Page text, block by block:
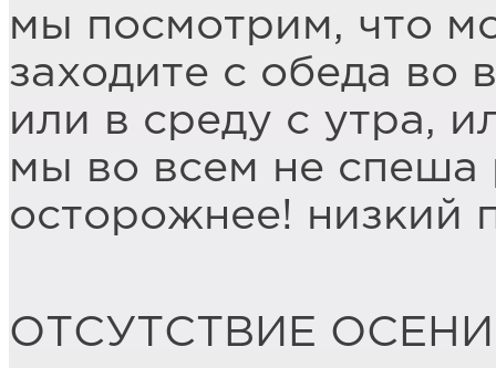
мы посмотрим, что
заходите с обеда во
или в среду с утра,
мы во всем не спеша
осторожнее! низкий
ОТСУТСТВИЕ ОСЕНИ